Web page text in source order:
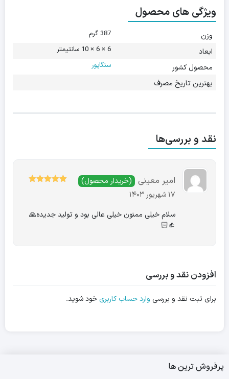
ویژگی های محصول
وزن 387 گرم
ابعاد 6 × 6 × 10 سانتیمتر
محصول کشور سنگاپور
بهترین تاریخ مصرف
نقد و بررسی‌ها
امیر معینی
(خریدار محصول)
17 شهریور 1403
سلام خیلی ممنون خیلی عالی بود و تولید جدیده🙏
👍🏻
افزودن نقد و بررسی
برای ثبت نقد و بررسی وارد حساب کاربریخود شوید.
پرفروش ترین ها